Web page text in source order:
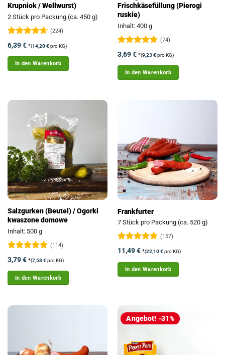
Krupniok / Wellwurst)
2 Stück pro Packung (ca. 450 g)
Bewertet
mit 4.63
von 5
(224)
6,39€ *(14,20€pro KG)
In den Warenkorb
Frischkäsefüllung (Pierogi
ruskie)
Inhalt: 400 g
Bewertet
mit 4.72
von 5
(74)
3,69€ *(9,23€pro KG)
In den Warenkorb
Salzgurken (Beutel) / Ogorki
kwaszone domowe
Inhalt: 500 g
Bewertet
mit 4.89
von 5
(114)
3,79€ *(7,58€pro KG)
In den Warenkorb
Frankfurter
7 Stück pro Packung (ca. 520 g)
Bewertet
mit4.81
von 5
(157)
11,49€ *(22,10€pro KG)
In den Warenkorb
Angebot! -31%